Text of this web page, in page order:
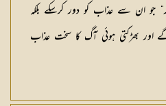
جو ان سے عذاب کو دور کرسکے بلکہ
اور بھڑکتی ہوئی آگ کا سخت عذاب